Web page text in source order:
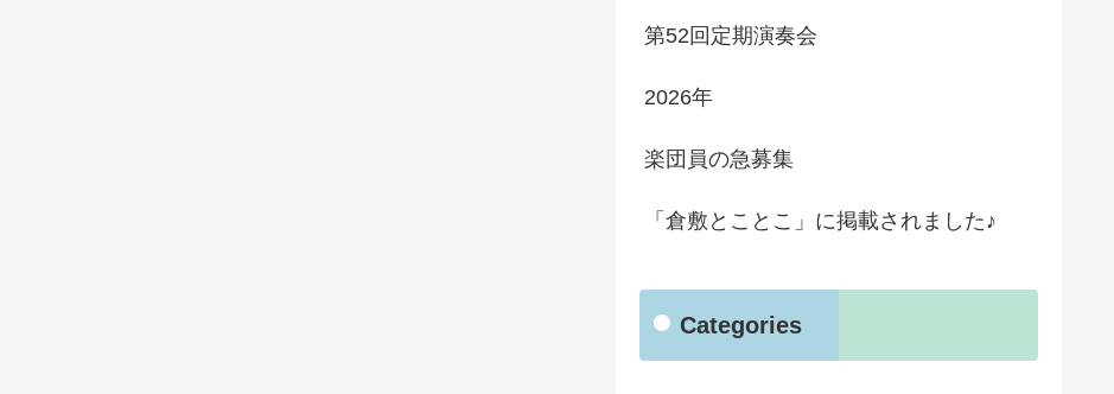
第52回定期演奏会
2026年
楽団員の急募集
「倉敷とことこ」に掲載されました♪
Categories